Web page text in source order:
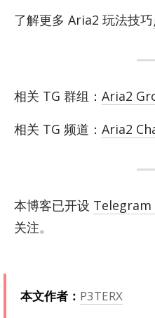
了解更多 Aria2 玩法技巧
相关 TG 群组： Aria2
相关 TG 频道： Aria2
本博客已开设 Telegram
关注。
本文作者： P3TERX